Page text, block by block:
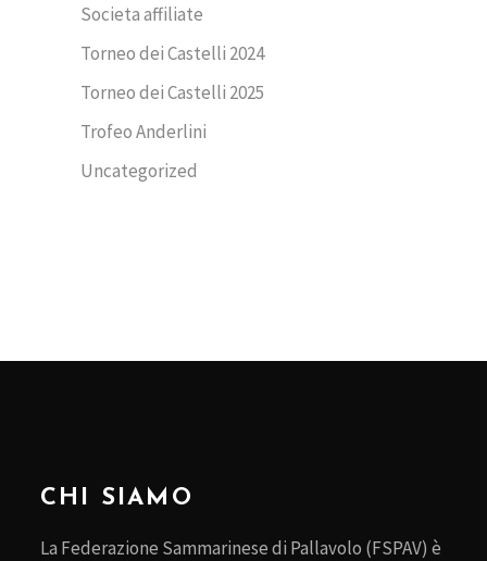
Societa affiliate
Torneo dei Castelli 2024
Torneo dei Castelli 2025
Trofeo Anderlini
Uncategorized
CHI SIAMO
La Federazione Sammarinese di Pallavolo (FSPAV) è